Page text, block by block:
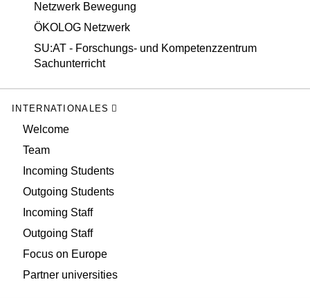
Netzwerk Bewegung
ÖKOLOG Netzwerk
SU:AT - Forschungs- und Kompetenzzentrum
Sachunterricht
INTERNATIONALES
Welcome
Team
Incoming Students
Outgoing Students
Incoming Staff
Outgoing Staff
Focus on Europe
Partner universities